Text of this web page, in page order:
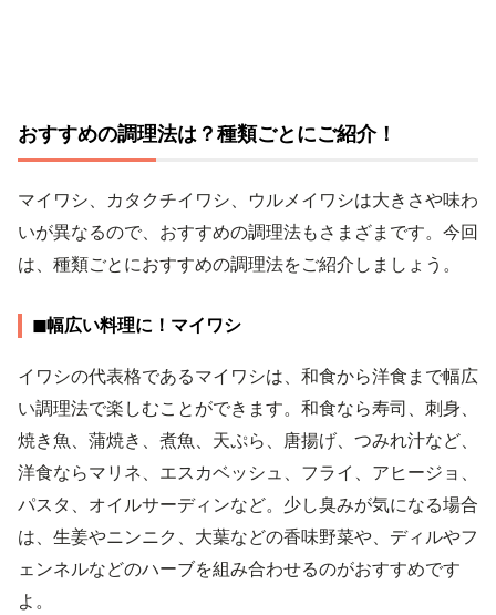
おすすめの調理法は？種類ごとにご紹介！
マイワシ、カタクチイワシ、ウルメイワシは大きさや味わ
いが異なるので、おすすめの調理法もさまざまです。今回
は、種類ごとにおすすめの調理法をご紹介しましょう。
◼︎幅広い料理に！マイワシ
イワシの代表格であるマイワシは、和食から洋食まで幅広
い調理法で楽しむことができます。和食なら寿司、刺身、
焼き魚、蒲焼き、煮魚、天ぷら、唐揚げ、つみれ汁など、
洋食ならマリネ、エスカベッシュ、フライ、アヒージョ、
パスタ、オイルサーディンなど。少し臭みが気になる場合
は、生姜やニンニク、大葉などの香味野菜や、ディルやフ
ェンネルなどのハーブを組み合わせるのがおすすめです
よ。